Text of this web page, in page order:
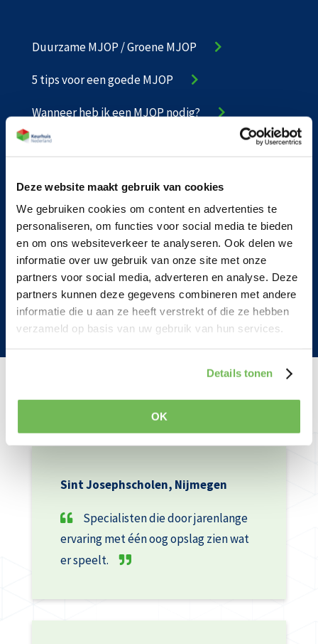
Deze website maakt gebruik van cookies
We gebruiken cookies om content en advertenties te
personaliseren, om functies voor social media te bieden
en om ons websiteverkeer te analyseren. Ook delen we
informatie over uw gebruik van onze site met onze
partners voor social media, adverteren en analyse. Deze
partners kunnen deze gegevens combineren met andere
informatie die u aan ze heeft verstrekt of die ze hebben
verzameld op basis van uw gebruik van hun services.
Details tonen
OK
Duurzame MJOP / Groene MJOP
5 tips voor een goede MJOP
Wanneer heb ik een MJOP nodig?
Hoe herken ik een goede MJOP?
Hoeveel jaar vooruit moet een MJOP plannen?
Bouwkundige begeleiding
Schilderwerk, advies van start tot
oplevering
Specialist in SEEH subsidie voor VvE's
Sint Josephscholen, Nijmegen
Specialisten die door jarenlange
ervaring met één oog opslag zien wat
er speelt.